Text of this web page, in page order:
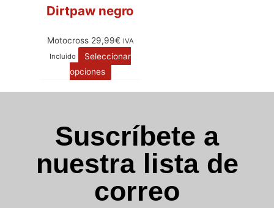
Dirtpaw negro
Motocross 29,99€ IVA
Incluido
Seleccionar
opciones
Suscríbete a
nuestra lista de
correo